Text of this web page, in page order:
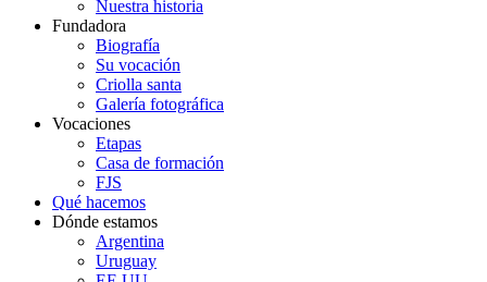
Nuestra historia
Fundadora
Biografía
Su vocación
Criolla santa
Galería fotográfica
Vocaciones
Etapas
Casa de formación
FJS
Qué hacemos
Dónde estamos
Argentina
Uruguay